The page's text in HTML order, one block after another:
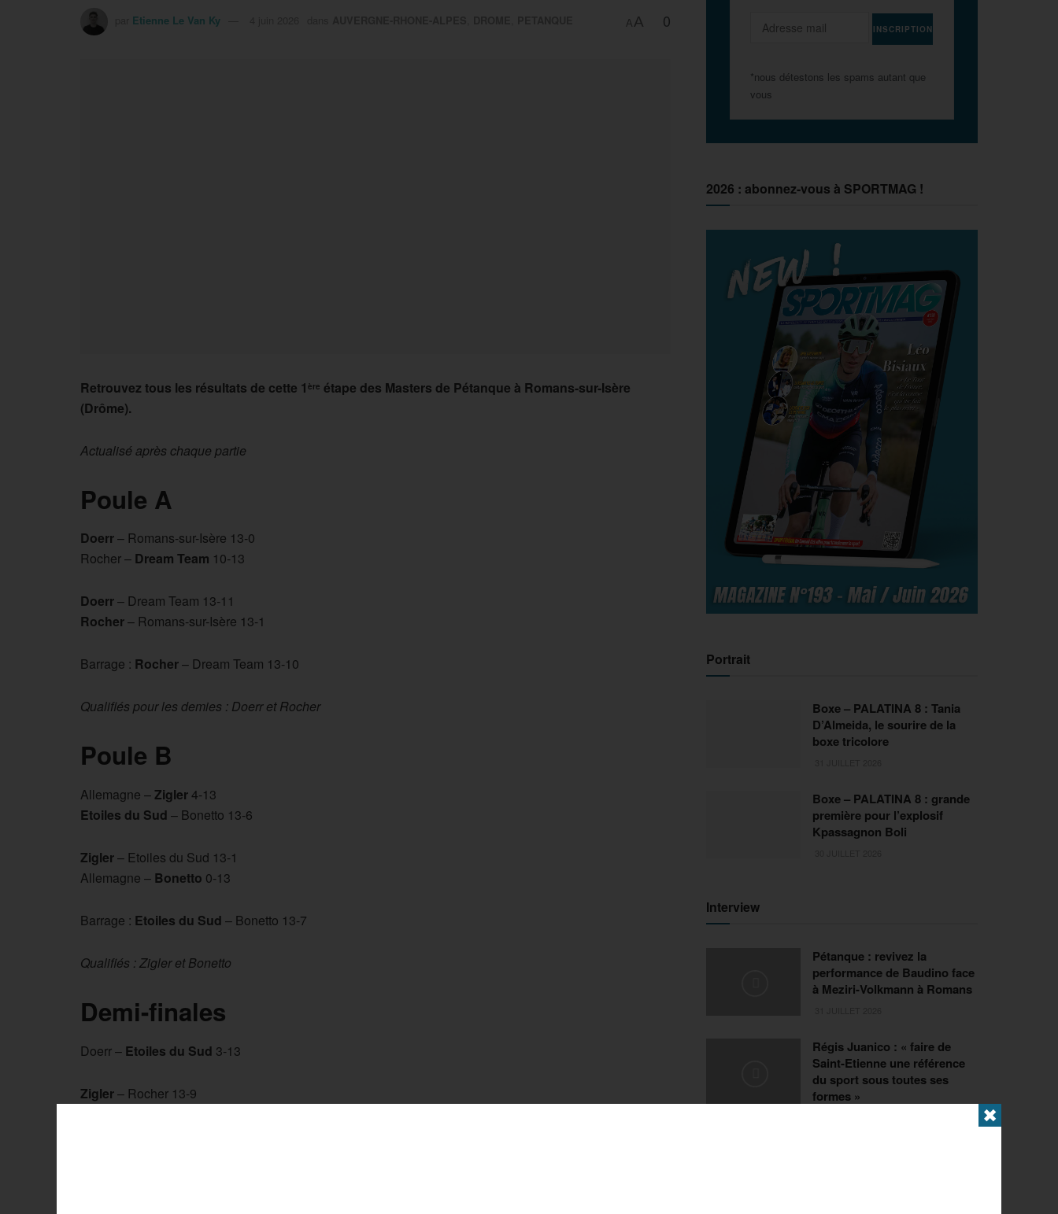
Etienne Le Van Ky A A 0
Retrouvez tous les résultats de cette 1 ère étape des Masters de Pétanque à Romans-sur-Isère
(Drôme).
Actualisé après chaque partie
Poule A
Doerr– Romans-sur-Isère 13-0
Rocher – Dream Team 10-13
Doerr– Dream Team 13-11
Rocher– Romans-sur-Isère 13-1
Barrage : Rocher– Dream Team 13-10
Qualifiés pour les demies : Doerr et Rocher
Poule B
Allemagne – Zigler 4-13
Etoiles du Sud – Bonetto 13-6
Zigler– Etoiles du Sud 13-1
Allemagne – Bonetto 0-13
Barrage : Etoiles du Sud – Bonetto 13-7
Qualifiés : Zigler et Bonetto
Demi-finales
Doerr – Etoiles du Sud 3-13
Zigler– Rocher 13-9
*nous détestons les spams autant que
vous
2026 : abonnez-vous à SPORTMAG !
Portrait
Boxe – PALATINA 8 : Tania
D’Almeida, le sourire de la
boxe tricolore
Boxe – PALATINA 8 : grande
première pour l’explosif
Kpassagnon Boli
Interview
Pétanque : revivez la
performance de Baudino face
à Meziri-Volkmann à Romans
Régis Juanico : « faire de
Saint-Etienne une référence
du sport sous toutes ses
formes »
✖